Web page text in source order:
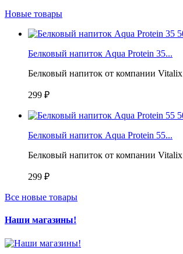
Новые товары
Белковый напиток Aqua Protein 35...
Белковый напиток от компании Vitalix
299 ₽
Белковый напиток Aqua Protein 55...
Белковый напиток от компании Vitalix
299 ₽
Все новые товары
Наши магазины!